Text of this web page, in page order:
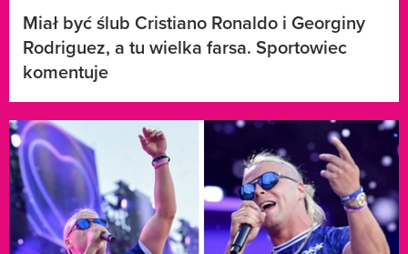
Miał być ślub Cristiano Ronaldo i Georginy
Rodriguez, a tu wielka farsa. Sportowiec
komentuje